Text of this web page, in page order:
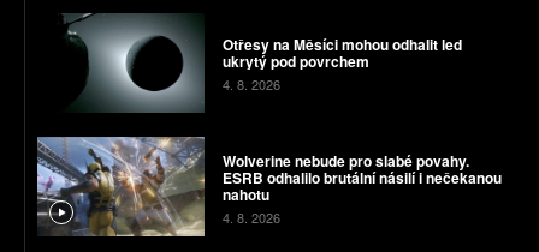
Otřesy na Měsíci mohou odhalit led
ukrytý pod povrchem
4. 8. 2026
Wolverine nebude pro slabé povahy.
ESRB odhalilo brutální násilí i nečekanou
nahotu
4. 8. 2026